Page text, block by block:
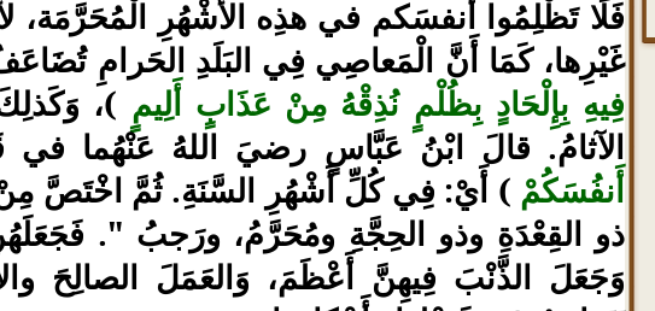
فَلَا تَظْلِمُوا أنفسَكم في هذِه الأَشْهُرِ الْمُحَرَّمَة،
غَيْرِها، كَمَا أَنَّ الْمَعاصِي فِي البَلَدِ الحَرامِ
فِيهِ بِإِلْحَادٍ بِظُلْمٍ نُذِقْهُ مِنْ عَذَابٍ أَلِيمٍ )،
الآثامُ. قالَ ابْنُ عَبَّاسٍ رضيَ اللهُ عَنْهُما في
أَنفُسَكُمْ ) أَيْ: فِي كُلِّ أَشْهُرِ السَّنَةِ. ثُمَّ اخْتَصَّ
ذو القِعْدَةِ وذو الحِجَّةِ ومُحَرَّمُ، ورَجبُ ".
وَجَعَلَ الذَّنْبَ فِيهِنَّ أَعْظَمَ، وَالعَمَلَ الصالِحَ